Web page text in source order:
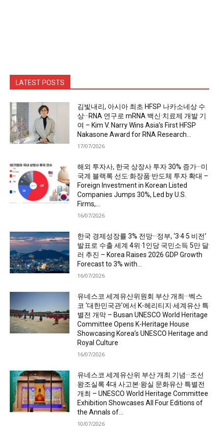
LATEST POSTS
김빛내리, 아시아 최초 HFSP 나카소네상 수
상···RNA 연구로 mRNA 백신·치료제 개발 기
여 – Kim V. Narry Wins Asia’s First HFSP
Nakasone Award for RNA Research...
17/07/2026
해외 투자사, 한국 상장사 투자 30% 증가···미
국계 블랙록 선도·화장품·반도체 투자 확대 –
Foreign Investment in Korean Listed
Companies Jumps 30%, Led by U.S.
Firms,...
16/07/2026
한국 경제성장률 3% 전망···정부, ‘3·4·5 비전’
발표로 수출 세계 4위·1인당 국민소득 5만 달
러 추진 – Korea Raises 2026 GDP Growth
Forecast to 3% with...
16/07/2026
유네스코 세계유산위원회 부산 개최···벡스
코 ‘대한민국관’에서 K-헤리티지·세계유산 특
별전 개막 – Busan UNESCO World Heritage
Committee Opens K-Heritage House
Showcasing Korea’s UNESCO Heritage and
Royal Culture
16/07/2026
유네스코 세계유산위 부산 개최 기념···조선
왕조실록 4대 사고본·왕실 문화유산 특별전
개최 – UNESCO World Heritage Committee
Exhibition Showcases All Four Editions of
the Annals of...
10/07/2026